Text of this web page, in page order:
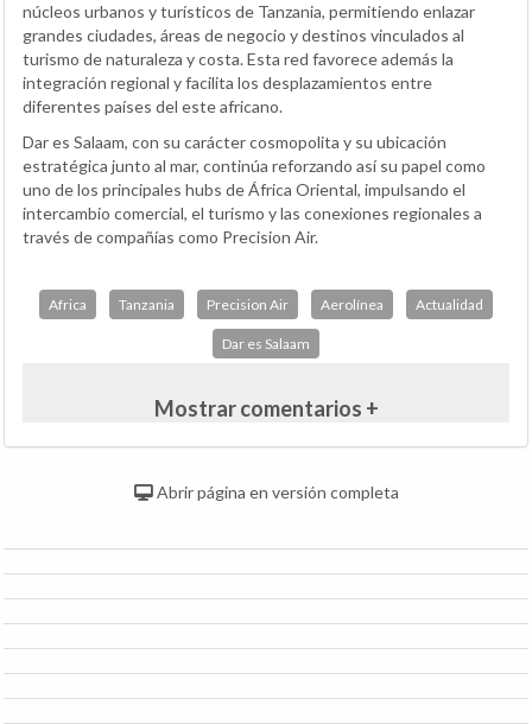
núcleos urbanos y turísticos de Tanzania, permitiendo enlazar
grandes ciudades, áreas de negocio y destinos vinculados al
turismo de naturaleza y costa. Esta red favorece además la
integración regional y facilita los desplazamientos entre
diferentes países del este africano.
Dar es Salaam, con su carácter cosmopolita y su ubicación
estratégica junto al mar, continúa reforzando así su papel como
uno de los principales hubs de África Oriental, impulsando el
intercambio comercial, el turismo y las conexiones regionales a
través de compañías como Precision Air.
Africa Tanzania Precision Air Aerolínea Actualidad
Dar es Salaam
Mostrar comentarios +
Abrir página en versión completa